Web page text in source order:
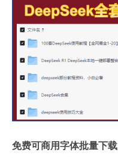
免费可商用字体批量下载